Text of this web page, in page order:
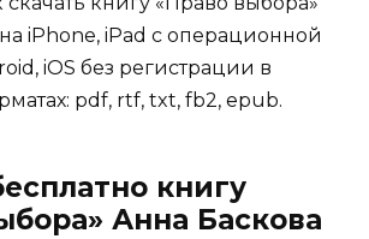
iPhone, iPad с операционной
iOS без регистрации в
pdf, rtf, txt, fb2, epub.
книгу
Анна Баскова